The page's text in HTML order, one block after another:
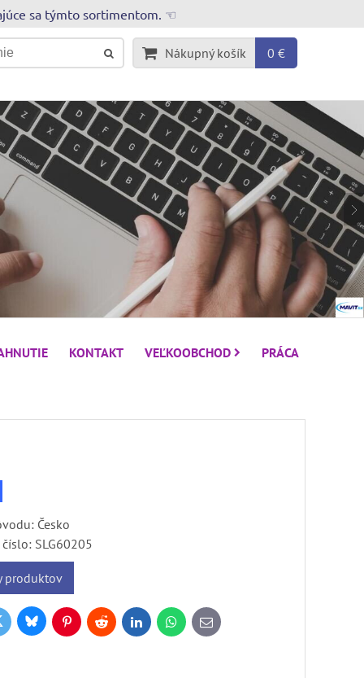
sa týmto sortimentom. ☜
Nákupný košík 0 €
KONTAKT VEĽKOOBCHOD PRÁCA
Česko
SLG60205
produktov
BlueskyPinterestReddit LinkedInWhatsApp
E-
mail